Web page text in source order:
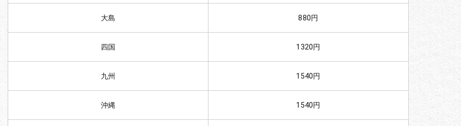
大島 880円
四国 1320円
九州 1540円
沖縄 1540円